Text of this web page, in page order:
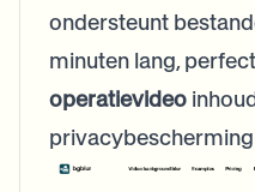
ondersteunt
minuten lang,
operatievideo